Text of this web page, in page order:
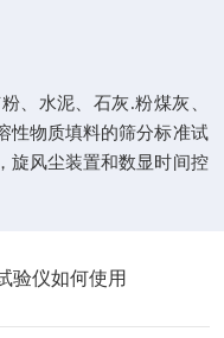
、水泥、石灰.粉煤灰、
性物质填料的筛分标准试
旋风尘装置和数显时间控
验仪如何使用